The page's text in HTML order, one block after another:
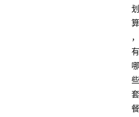
划
算
，
有
哪
些
套
餐